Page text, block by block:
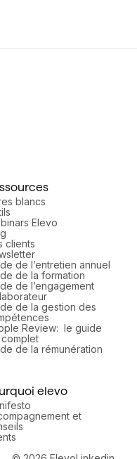
elevo
et
blancs
Elevo
clients
de l’entretien annuel
de la formation
de l’engagement
de la gestion des
Review: le guide
complet
de la rémunération